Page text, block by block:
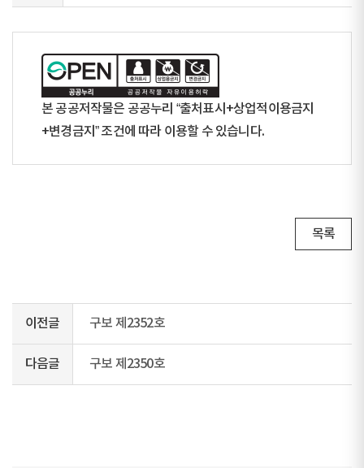
본 공공저작물은 공공누리 “출처표시+상업적이용금지
+변경금지” 조건에 따라 이용할 수 있습니다.
목록
이전글 구보 제2352호
다음글 구보 제2350호